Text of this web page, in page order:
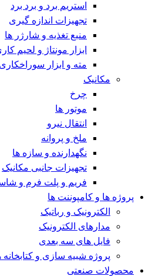
استریم برد و برد برد
تجهیزات اندازه گیری
منبع تغذیه و شارژر ها
ابزار مونتاژ و لحیم
مته و ابزار
مکانیک
چرخ
موتور ها
انتقال نیرو
ملخ و پروانه
نگهدارنده و سازه ها
تجهیزات جانبی مکانیک
فریم و پلت فرم و
پروژه ها و کامپوننت ها
الکترونیک و رباتیک
مدارهای الکترونیک
فایل های سه بعدی
پروژه شبیه سازی و کتابخانه
محصولات صنعتی